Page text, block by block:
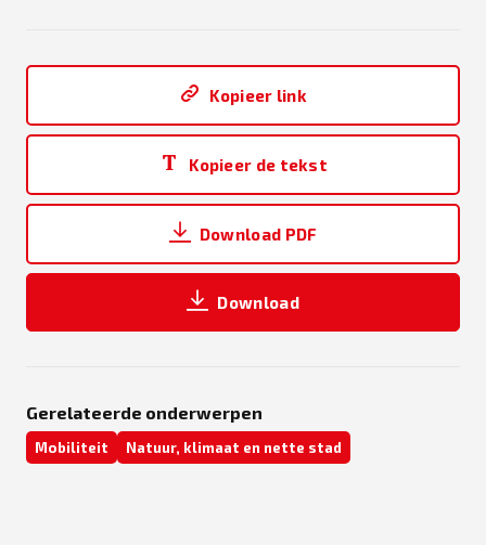
Kopieer link
Kopieer de tekst
Download PDF
Download
Gerelateerde onderwerpen
Mobiliteit Natuur, klimaat en nette stad